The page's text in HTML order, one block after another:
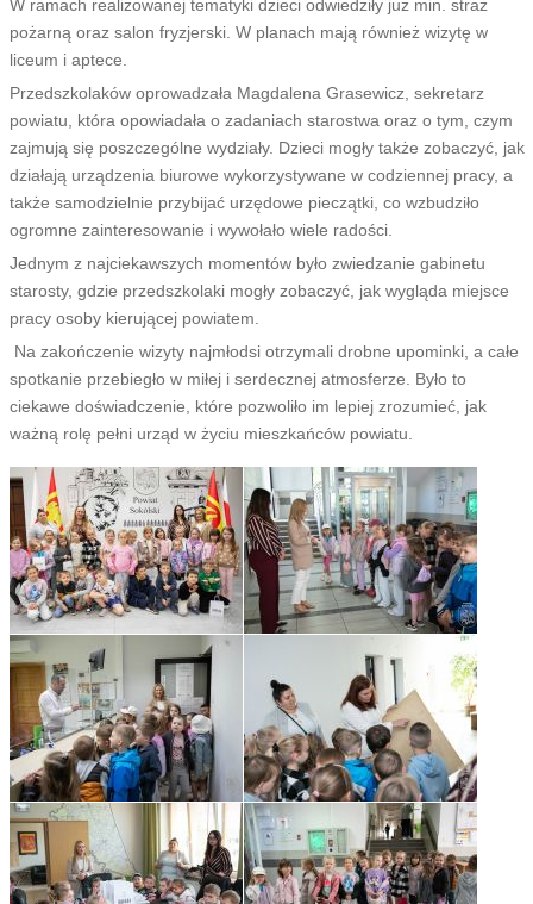
W ramach realizowanej tematyki dzieci odwiedziły już min. straż
pożarną oraz salon fryzjerski. W planach mają również wizytę w
liceum i aptece.
Przedszkolaków oprowadzała Magdalena Grasewicz, sekretarz
powiatu, która opowiadała o zadaniach starostwa oraz o tym, czym
zajmują się poszczególne wydziały. Dzieci mogły także zobaczyć, jak
działają urządzenia biurowe wykorzystywane w codziennej pracy, a
także samodzielnie przybijać urzędowe pieczątki, co wzbudziło
ogromne zainteresowanie i wywołało wiele radości.
Jednym z najciekawszych momentów było zwiedzanie gabinetu
starosty, gdzie przedszkolaki mogły zobaczyć, jak wygląda miejsce
pracy osoby kierującej powiatem.
Na zakończenie wizyty najmłodsi otrzymali drobne upominki, a całe
spotkanie przebiegło w miłej i serdecznej atmosferze. Było to
ciekawe doświadczenie, które pozwoliło im lepiej zrozumieć, jak
ważną rolę pełni urząd w życiu mieszkańców powiatu.